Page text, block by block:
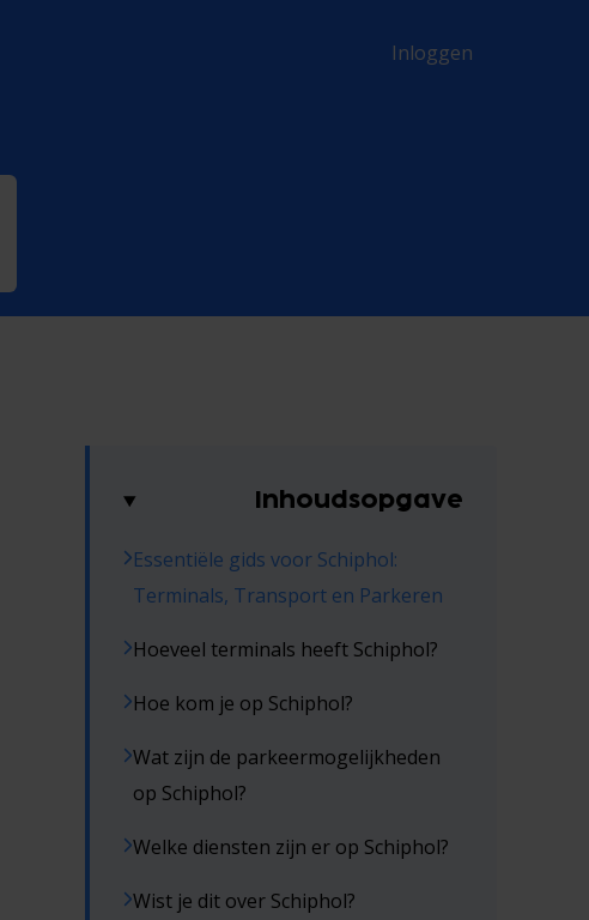
Inloggen
Inhoudsopgave
Essentiële gids voor Schiphol:
Terminals, Transport en Parkeren
Hoeveel terminals heeft Schiphol?
Hoe kom je op Schiphol?
Wat zijn de parkeermogelijkheden
op Schiphol?
Welke diensten zijn er op Schiphol?
Wist je dit over Schiphol?